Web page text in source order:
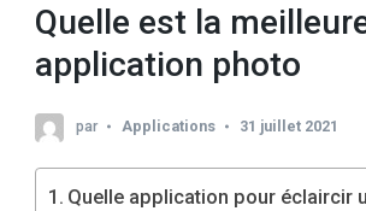
Quelle est la
application photo
par Applications 31 juillet 2021
Quelle application pour éclaircir